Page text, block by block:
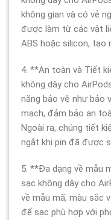
không gian và có vẻ
được làm từ các vật
ABS hoặc silicon, tạo
4. **An toàn và Tiết
không dây cho
năng bảo vệ như bảo
mạch, đảm bảo an
Ngoài ra, chúng tiết
ngắt khi pin đã được
5. **Đa dạng về mẫu
sạc không dây cho
về mẫu mã, màu sắc
đế sạc phù hợp với